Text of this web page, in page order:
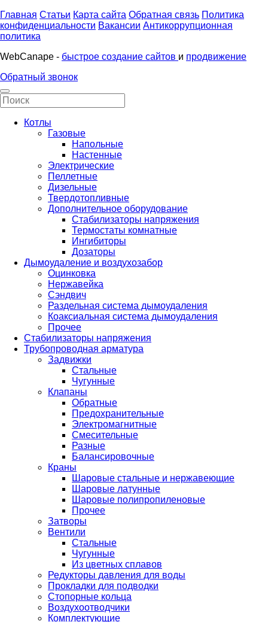
Главная Статьи Карта сайта Обратная связь Политика
конфиденциальности Вакансии Антикоррупционная
политика
WebCanape - быстрое создание сайтов и продвижение
Обратный звонок
Котлы
Газовые
Напольные
Настенные
Электрические
Пеллетные
Дизельные
Твердотопливные
Дополнительное оборудование
Стабилизаторы напряжения
Термостаты комнатные
Ингибиторы
Дозаторы
Дымоудаление и воздухозабор
Оцинковка
Нержавейка
Сэндвич
Раздельная система дымоудаления
Коаксиальная система дымоудаления
Прочее
Стабилизаторы напряжения
Трубопроводная арматура
Задвижки
Стальные
Чугунные
Клапаны
Обратные
Предохранительные
Электромагнитные
Смесительные
Разные
Балансировочные
Краны
Шаровые стальные и нержавеющие
Шаровые латунные
Шаровые полипропиленовые
Прочее
Затворы
Вентили
Стальные
Чугунные
Из цветных сплавов
Редукторы давления для воды
Прокладки для подводки
Стопорные кольца
Воздухоотводчики
Комплектующие